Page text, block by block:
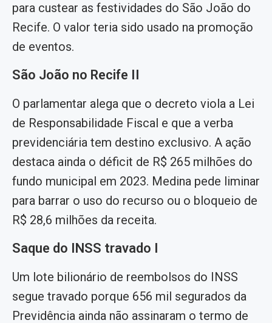
para custear as festividades do São João do
Recife. O valor teria sido usado na promoção
de eventos.
São João no Recife II
O parlamentar alega que o decreto viola a Lei
de Responsabilidade Fiscal e que a verba
previdenciária tem destino exclusivo. A ação
destaca ainda o déficit de R$ 265 milhões do
fundo municipal em 2023. Medina pede liminar
para barrar o uso do recurso ou o bloqueio de
R$ 28,6 milhões da receita.
Saque do INSS travado I
Um lote bilionário de reembolsos do INSS
segue travado porque 656 mil segurados da
Previdência ainda não assinaram o termo de